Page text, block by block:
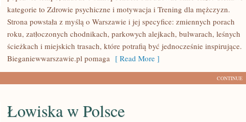
SENIORÓW
kategorie to Zdrowie psychiczne i motywacja i Trening dla mężczyzn.
Strona powstała z myślą o Warszawie i jej specyfice: zmiennych porach
roku, zatłoczonych chodnikach, parkowych alejkach, bulwarach, leśnych
ścieżkach i miejskich trasach, które potrafią być jednocześnie inspirujące.
Bieganiewwarszawie.pl pomaga [ Read More ]
CONTINUE
Łowiska w Polsce